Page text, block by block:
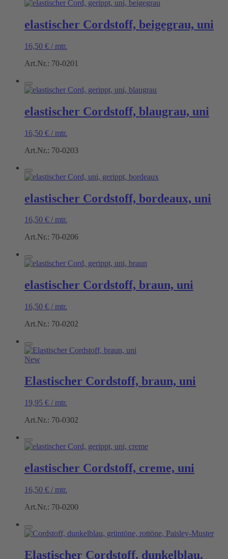
elastischer Cordstoff, beigegrau, uni
16,50 € / mtr.
Art.Nr.: 70-0201
elastischer Cordstoff, blaugrau, uni
16,50 € / mtr.
Art.Nr.: 70-0203
elastischer Cordstoff, bordeaux, uni
16,50 € / mtr.
Art.Nr.: 70-0206
elastischer Cordstoff, braun, uni
16,50 € / mtr.
Art.Nr.: 70-0202
New
Elastischer Cordstoff, braun, uni
19,95 € / mtr.
Art.Nr.: 70-0302
elastischer Cordstoff, creme, uni
16,50 € / mtr.
Art.Nr.: 70-0200
Elastischer Cordstoff, dunkelblau,